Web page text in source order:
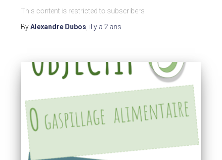
This content is restricted to subscribers
ByAlexandre Dubos il y a 2 ans